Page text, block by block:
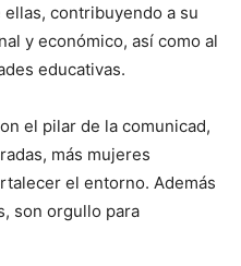
contribuyendo a su
y económico, así como al
educativas.
el pilar de la comunicad,
más mujeres
el entorno. Además
son orgullo para